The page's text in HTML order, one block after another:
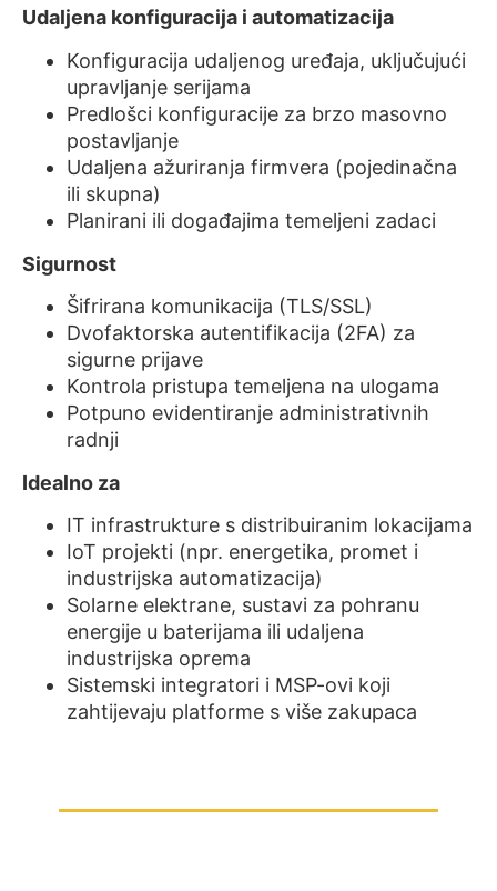
Udaljena konfiguracija i automatizacija
Konfiguracija udaljenog uređaja, uključujući
upravljanje serijama
Predlošci konfiguracije za brzo masovno
postavljanje
Udaljena ažuriranja firmvera (pojedinačna
ili skupna)
Planirani ili događajima temeljeni zadaci
Sigurnost
Šifrirana komunikacija (TLS/SSL)
Dvofaktorska autentifikacija (2FA) za
sigurne prijave
Kontrola pristupa temeljena na ulogama
Potpuno evidentiranje administrativnih
radnji
Idealno za
IT infrastrukture s distribuiranim lokacijama
IoT projekti (npr. energetika, promet i
industrijska automatizacija)
Solarne elektrane, sustavi za pohranu
energije u baterijama ili udaljena
industrijska oprema
Sistemski integratori i MSP-ovi koji
zahtijevaju platforme s više zakupaca